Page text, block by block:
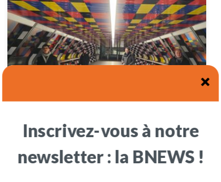
oOTARY x IFS – SaKo 2025 à Londres
Inscrivez-vous à notre
newsletter : la BNEWS !